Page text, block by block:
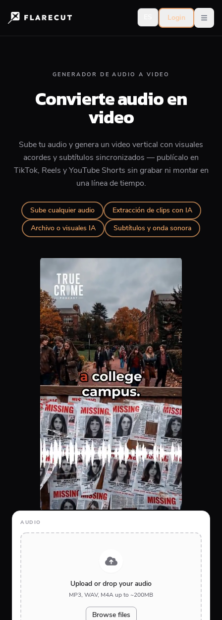
Login
GENERADOR DE AUDIO A VIDEO
Convierte audio en
video
Sube tu audio y genera un video vertical con visuales
acordes y subtítulos sincronizados — publícalo en
TikTok, Reels y YouTube Shorts sin grabar ni montar en
una línea de tiempo.
Sube cualquier audio
Extracción de clips con IA
Archivo o visuales IA
Subtítulos y onda sonora
AUDIO
Upload or drop your audio
MP3, WAV, M4A up to ~200MB
Browse files